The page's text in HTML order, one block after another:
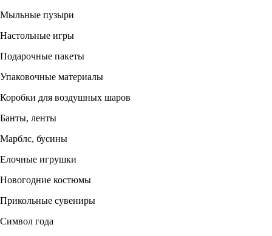
Мыльные пузыри
Настольные игры
Подарочные пакеты
Упаковочные материалы
Коробки для воздушных шаров
Банты, ленты
Марблс, бусины
Елочные игрушки
Новогодние костюмы
Прикольные сувениры
Символ года